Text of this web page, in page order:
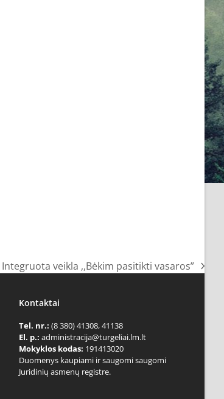
next
Integruota veikla ,,Bėkim pasitikti vasaros”
Kontaktai
Tel. nr.: (8 380) 41308, 41138
El. p.: administracija@turgeliai.lm.lt
Mokyklos kodas: 191413020
Duomenys kaupiami ir saugomi saugomi
Juridinių asmenų registre.